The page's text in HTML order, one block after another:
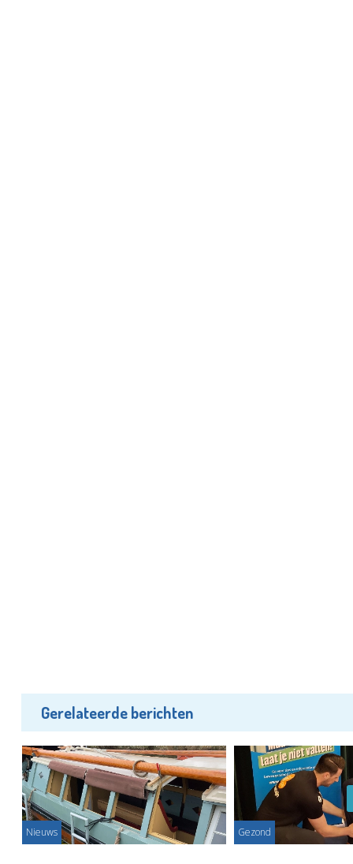
Gerelateerde berichten
Nieuws Gezond